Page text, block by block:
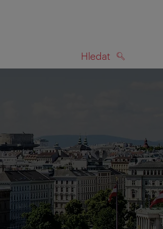
Hledat